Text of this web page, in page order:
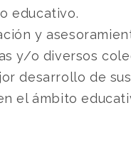
educativo.
y
y/o diversos
desarrollo de
el ámbito